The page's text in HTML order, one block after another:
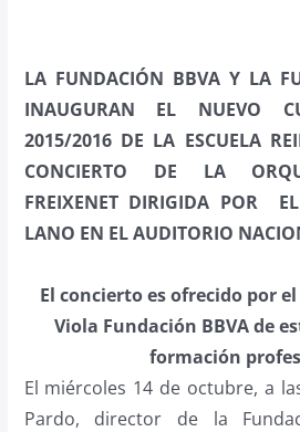
LA FUNDACIÓN BBVA Y LA
INAUGURAN EL NUEVO
2015/2016 DE LA ESCUELA
CONCIERTO DE LA
FREIXENET DIRIGIDA POR
LANO EN EL AUDITORIO
El concierto es ofrecido por
Viola Fundación BBVA de
formación
El miércoles 14 de octubre, a
Pardo, director de la